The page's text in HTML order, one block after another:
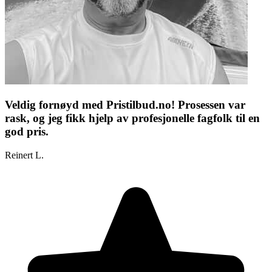
Veldig fornøyd med Pristilbud.no! Prosessen var
rask, og jeg fikk hjelp av profesjonelle fagfolk til en
god pris.
Reinert L.